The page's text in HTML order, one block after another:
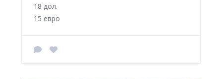
18 дол.
15 евро